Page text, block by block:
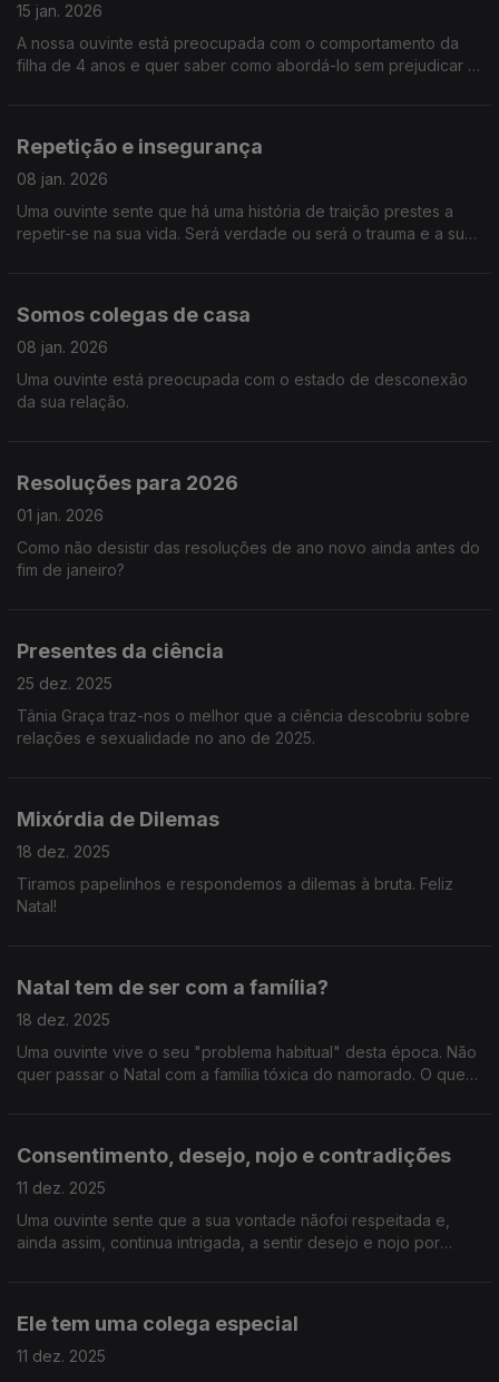
15 jan. 2026
A nossa ouvinte está preocupada com o comportamento da
filha de 4 anos e quer saber como abordá-lo sem prejudicar a
Repetição e insegurança
08 jan. 2026
Uma ouvinte sente que há uma história de traição prestes a
repetir-se na sua vida. Será verdade ou será o trauma e a sua
Somos colegas de casa
08 jan. 2026
Uma ouvinte está preocupada com o estado de desconexão
da sua relação.
Resoluções para 2026
01 jan. 2026
Como não desistir das resoluções de ano novo ainda antes do
fim de janeiro?
Presentes da ciência
25 dez. 2025
Tânia Graça traz-nos o melhor que a ciência descobriu sobre
relações e sexualidade no ano de 2025.
Mixórdia de Dilemas
18 dez. 2025
Tiramos papelinhos e respondemos a dilemas à bruta. Feliz
Natal!
Natal tem de ser com a família?
18 dez. 2025
Uma ouvinte vive o seu "problema habitual" desta época. Não
quer passar o Natal com a família tóxica do namorado. O que
Consentimento, desejo, nojo e contradições
11 dez. 2025
Uma ouvinte sente que a sua vontade nãofoi respeitada e,
ainda assim, continua intrigada, a sentir desejo e nojo por
Ele tem uma colega especial
11 dez. 2025